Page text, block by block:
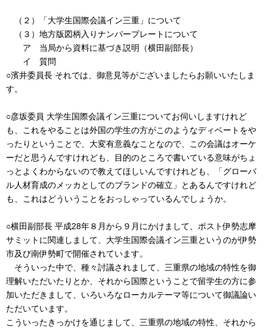
（２）「大学生国際会議イン三重」について
（３）地方版図柄入りナンバープレートについて
ア 当局から資料に基づき説明（横田副部長）
イ 質問
○濱井委員長 それでは、御意見等がございましたらお願いいたしま
す。
○彦坂委員 大学生国際会議イン三重についてお伺いしますけれど
も、これをやることは外国の学生の方がこのようなディベートをや
ったりということで、大変有意義なことなので、この会議はオーケ
ーだと思うんですけれども、目的のところで書いている意味がちょ
っとよくわからないので教えてほしいんですけれども、「グローバ
ル人材育成のメッカとしてのブランドの確立」とあるんですけれど
も、これはどういうことをおっしゃっているんでしょうか。
○横田副部長 平成28年８月から９月にかけまして、ポスト伊勢志摩
サミットに関連しまして、大学生国際会議イン三重というのが伊勢
市及び南伊勢町で開催されています。
そういった中で、種々討議されまして、三重県の地域の特性を御
理解いただいたりとか、それから国際ということで留学生の方に参
加いただきまして、いろいろなローカルテーマ等について御議論い
ただいています。
こういったきっかけを通じまして、三重県の地域の特性、それから